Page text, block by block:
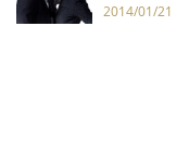
2014/01/21